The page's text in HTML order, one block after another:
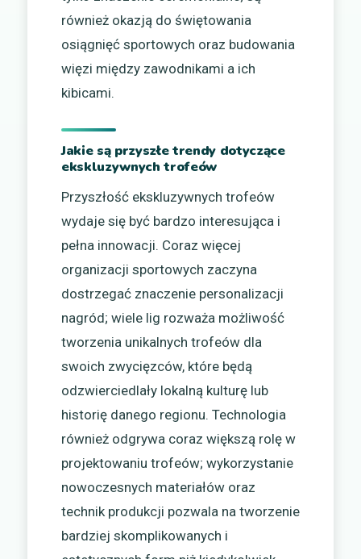
również okazją do świętowania
osiągnięć sportowych oraz budowania
więzi między zawodnikami a ich
kibicami.
Jakie są przyszłe trendy dotyczące
ekskluzywnych trofeów
Przyszłość ekskluzywnych trofeów
wydaje się być bardzo interesująca i
pełna innowacji. Coraz więcej
organizacji sportowych zaczyna
dostrzegać znaczenie personalizacji
nagród; wiele lig rozważa możliwość
tworzenia unikalnych trofeów dla
swoich zwycięzców, które będą
odzwierciedlały lokalną kulturę lub
historię danego regionu. Technologia
również odgrywa coraz większą rolę w
projektowaniu trofeów; wykorzystanie
nowoczesnych materiałów oraz
technik produkcji pozwala na tworzenie
bardziej skomplikowanych i